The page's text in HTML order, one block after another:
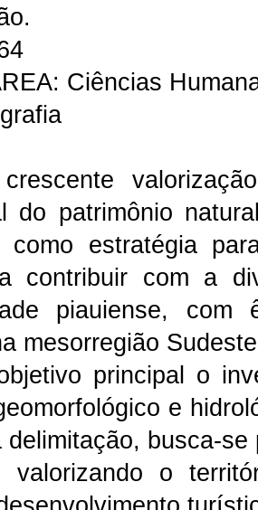
Ciências
do patrimônio
como estratégia
contribuir com a
piauiense,
mesorregião
principal o
e
delimitação, busca-
valorizando o